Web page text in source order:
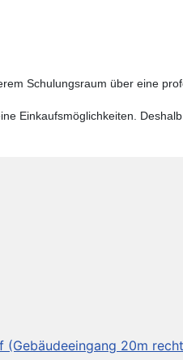
Schulungsraum über eine
Einkaufsmöglichkeiten.
20m